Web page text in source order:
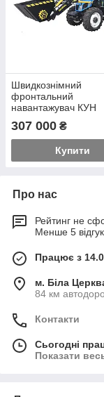
Швидкознімний
фронтальний
навантажувач КУН
GENERAL X на
New Holland
307 000 ₴
Купити
Про нас
Рейтинг не
Менше 5
Працює з
м. Біла
84 км
Контакти
Сьогодні
Показати